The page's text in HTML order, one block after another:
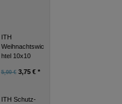
ITH
Weihnachtswic
htel 10x10
5,00 €3,75 € *
ITH Schutz-